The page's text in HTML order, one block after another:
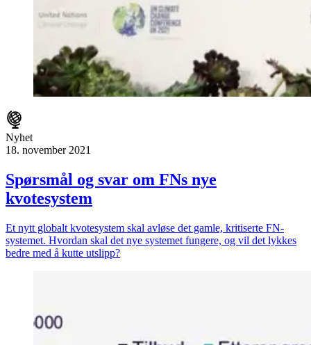
Nyhet
18. november 2021
Spørsmål og svar om FNs nye
kvotesystem
Et nytt globalt kvotesystem skal avløse det gamle, kritiserte FN-
systemet. Hvordan skal det nye systemet fungere, og vil det lykkes
bedre med å kutte utslipp?